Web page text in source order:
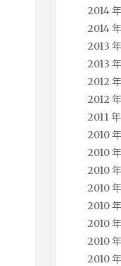
2014
2014
2013
2013
2012
2012
2011
2010
2010
2010
2010
2010
2010
2010
2010